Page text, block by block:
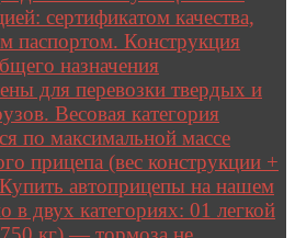
сертификатом качества,
паспортом. Конструкция
назначения
для перевозки твердых и
Весовая категория
по максимальной массе
прицепа (вес конструкции +
Купить автоприцепы на нашем
в двух категориях: 01 легкой